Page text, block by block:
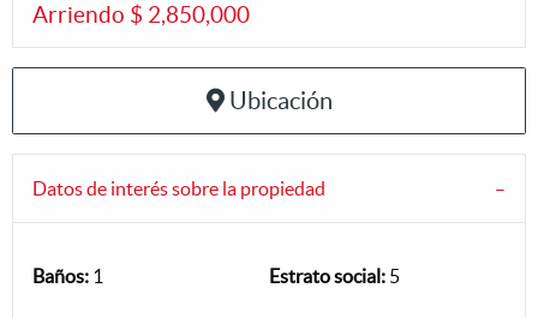
Arriendo $ 2,850,000
Ubicación
Datos de interés sobre la propiedad
Baños: 1 Estrato social: 5